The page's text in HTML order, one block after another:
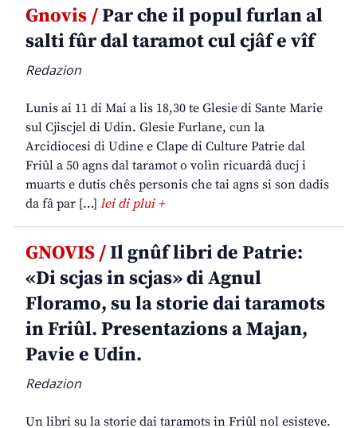
Gnovis /Par che il popul furlan al
salti fûr dal taramot cul cjâf e vîf
Redazion
Lunis ai 11 di Mai a lis 18,30 te Glesie di Sante Marie
sul Cjiscjel di Udin. Glesie Furlane, cun la
Arcidiocesi di Udine e Clape di Culture Patrie dal
Friûl a 50 agns dal taramot o volìn ricuardâ ducj i
muarts e dutis chês personis che tai agns si son dadis
da fâ par […] lei di plui +
GNOVIS /Il gnûf libri de Patrie:
«Di scjas in scjas» di Agnul
Floramo, su la storie dai taramots
in Friûl. Presentazions a Majan,
Pavie e Udin.
Redazion
Un libri su la storie dai taramots in Friûl nol esisteve.